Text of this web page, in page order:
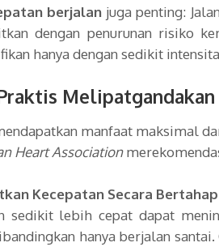
berjalan juga penting:
dengan penurunan risiko
hanya dengan sedikit
Melipatgandakan
manfaat maksimal
Heart Association
Kecepatan Secara Bertahap
sedikit lebih cepat dapat
hanya berjalan